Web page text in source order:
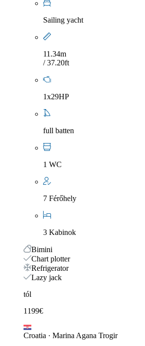
Sailing yacht
11.34m
/ 37.20ft
1x29HP
full batten
1 WC
7 Férőhely
3 Kabinok
Bimini
Chart plotter
Refrigerator
Lazy jack
tól
1199€
Croatia · Marina Agana Trogir